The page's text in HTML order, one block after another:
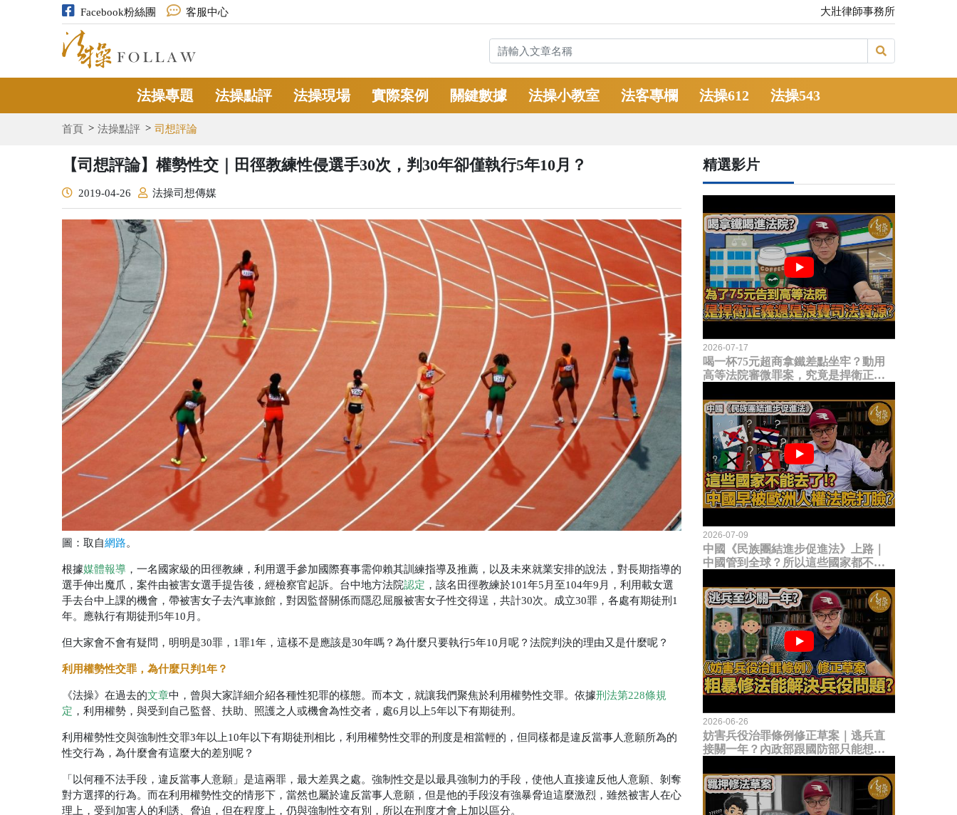
Facebook粉絲團 客服中心 大壯律師事務所
法操專題 法操點評 法操現場 實際案例 關鍵數據 法操小教室 法客專欄 法操612 法操543
首頁 法操點評 司想評論
【司想評論】權勢性交｜田徑教練性侵選手30次，判30年卻僅執行5年10月？
2019-04-26 法操司想傳媒
圖：取自網路。
根據媒體報導 ，一名國家級的田徑教練，利用選手參加國際賽事需仰賴其訓練指導及推薦，以及未來就業安排的說法，對長期指導的
選手伸出魔爪，案件由被害女選手提告後，經檢察官起訴。台中地方法院認定 ，該名田徑教練於101年5月至104年9月，利用載女選
手去台中上課的機會，帶被害女子去汽車旅館，對因監督關係而隱忍屈服被害女子性交得逞，共計30次。成立30罪，各處有期徒刑1
年。應執行有期徒刑5年10月。
但大家會不會有疑問，明明是30罪，1罪1年，這樣不是應該是30年嗎？為什麼只要執行5年10月呢？法院判決的理由又是什麼呢？
利用權勢性交罪，為什麼只判1年？
《法操》在過去的文章中，曾與大家詳細介紹各種性犯罪的樣態。而本文，就讓我們聚焦於利用權勢性交罪。依據刑法第228條規
定 ，利用權勢，與受到自己監督、扶助、照護之人或機會為性交者，處6月以上5年以下有期徒刑。
利用權勢性交與強制性交罪3年以上10年以下有期徒刑相比，利用權勢性交罪的刑度是相當輕的，但同樣都是違反當事人意願所為的
性交行為，為什麼會有這麼大的差別呢？
「以何種不法手段，違反當事人意願」是這兩罪，最大差異之處。 強制性交是以最具強制力的手段，使他人直接違反他人意願、剝奪
對方選擇的行為。而在利用權勢性交的情形下，當然也屬於違反當事人意願，但是他的手段沒有強暴脅迫這麼激烈，雖然被害人在心
理上，受到加害人的利誘、脅迫，但在程度上，仍與強制性交有別，所以在刑度才會上加以區分。
精選影片
2026-07-17
喝一杯75元超商拿鐵差點坐牢？動用
高等法院審微罪案，究竟是捍衛正義
2026-07-09
中國《民族團結進步促進法》上路｜
中國管到全球？所以這些國家都不能
臉？
2026-06-26
妨害兵役治罪條例修正草案｜逃兵直
接關一年？內政部跟國防部只能想到
題？